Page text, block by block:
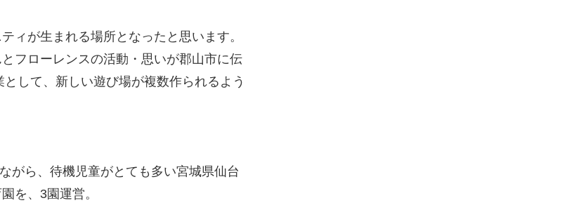
ィが生まれる場所となったと思います。
フローレンスの活動・思いが郡山市に伝
して、新しい遊び場が複数作られるよう
がら、待機児童がとても多い宮城県仙台
を、3園運営。